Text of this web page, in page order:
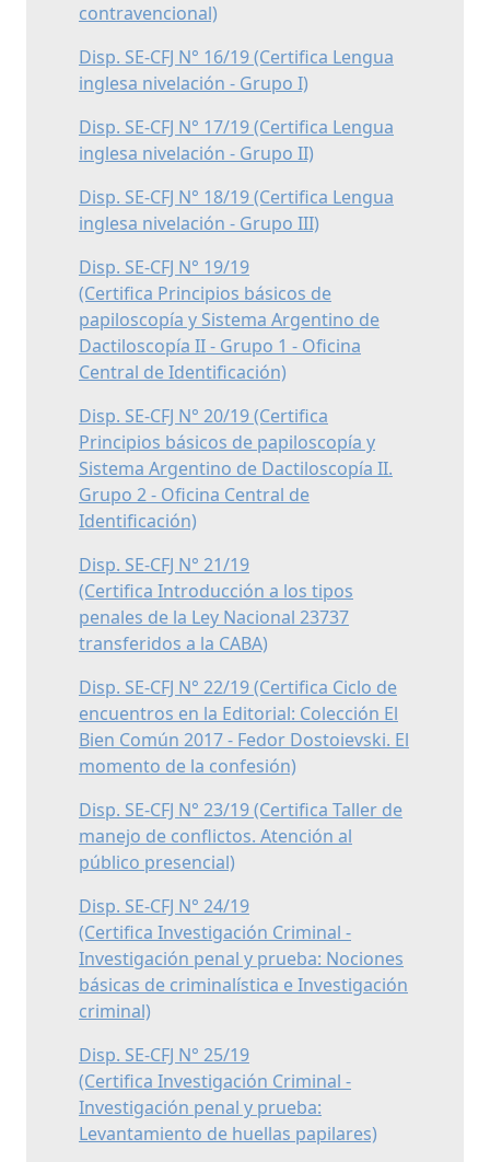
contravencional)
Disp. SE-CFJ N° 16/19 (Certifica Lengua
inglesa nivelación - Grupo I)
Disp. SE-CFJ N° 17/19 (Certifica Lengua
inglesa nivelación - Grupo II)
Disp. SE-CFJ N° 18/19 (Certifica Lengua
inglesa nivelación - Grupo III)
Disp. SE-CFJ N° 19/19
(Certifica Principios básicos de
papiloscopía y Sistema Argentino de
Dactiloscopía II - Grupo 1 - Oficina
Central de Identificación)
Disp. SE-CFJ N° 20/19 (Certifica
Principios básicos de papiloscopía y
Sistema Argentino de Dactiloscopía II.
Grupo 2 - Oficina Central de
Identificación)
Disp. SE-CFJ N° 21/19
(Certifica Introducción a los tipos
penales de la Ley Nacional 23737
transferidos a la CABA)
Disp. SE-CFJ N° 22/19 (Certifica Ciclo de
encuentros en la Editorial: Colección El
Bien Común 2017 - Fedor Dostoievski. El
momento de la confesión)
Disp. SE-CFJ N° 23/19 (Certifica Taller de
manejo de conflictos. Atención al
público presencial)
Disp. SE-CFJ N° 24/19
(Certifica Investigación Criminal -
Investigación penal y prueba: Nociones
básicas de criminalística e Investigación
criminal)
Disp. SE-CFJ N° 25/19
(Certifica Investigación Criminal -
Investigación penal y prueba:
Levantamiento de huellas papilares)